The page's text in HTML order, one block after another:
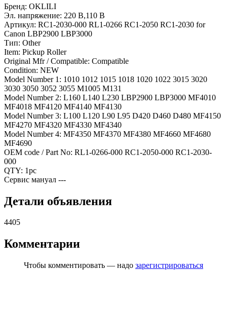
Бренд: OKLILI
Эл. напряжение: 220 В,110 В
Артикул: RC1-2030-000 RL1-0266 RC1-2050 RC1-2030 for
Canon LBP2900 LBP3000
Тип: Other
Item: Pickup Roller
Original Mfr / Compatible: Compatible
Condition: NEW
Model Number 1: 1010 1012 1015 1018 1020 1022 3015 3020
3030 3050 3052 3055 M1005 M131
Model Number 2: L160 L140 L230 LBP2900 LBP3000 MF4010
MF4018 MF4120 MF4140 MF4130
Model Number 3: L100 L120 L90 L95 D420 D460 D480 MF4150
MF4270 MF4320 MF4330 MF4340
Model Number 4: MF4350 MF4370 MF4380 MF4660 MF4680
MF4690
OEM code / Part No: RL1-0266-000 RC1-2050-000 RC1-2030-
000
QTY: 1pc
Сервис мануал ---
Детали объявления
4405
Комментарии
Чтобы комментировать — надо зарегистрироваться